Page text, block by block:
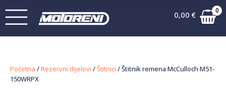
0,00 € 0
Početna /Rezervni dijelovi /Štitnici / Štitnik remena McCulloch M51-
150WRPX